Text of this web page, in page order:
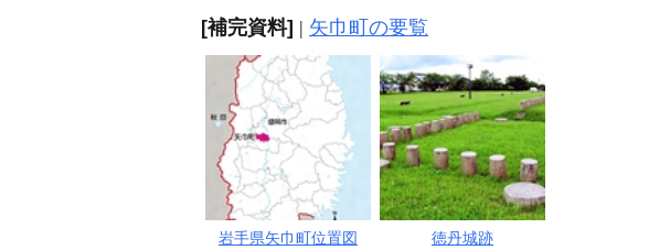
[補完資料] | 矢巾町の要覧
岩手県矢巾町位置図 徳丹城跡